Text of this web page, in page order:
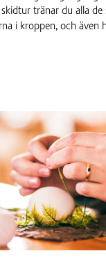
tränar du alla de
i kroppen, och även